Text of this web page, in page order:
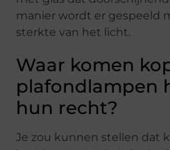
manier wordt er gespeeld
sterkte van het licht.
Waar komen
plafondlampen
hun recht?
Je zou kunnen stellen dat